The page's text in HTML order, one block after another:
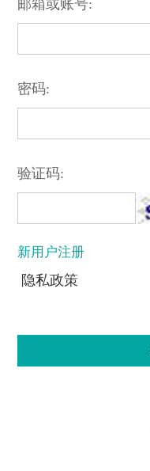
邮箱或账号:
密码:
验证码:
新用户注册
隐私政策